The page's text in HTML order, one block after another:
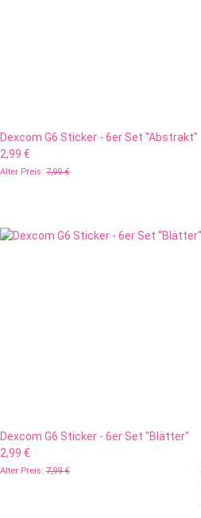
Dexcom G6 Sticker - 6er Set "Abstrakt"
2,99 €
Alter Preis: 7,99 €
Dexcom G6 Sticker - 6er Set "Blätter"
2,99 €
Alter Preis: 7,99 €